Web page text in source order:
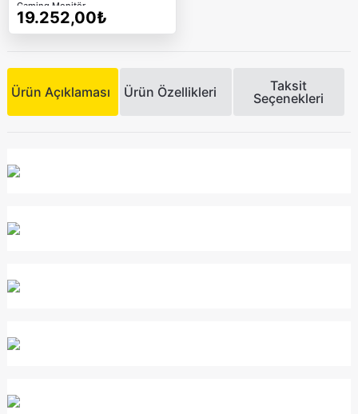
Gaming Monitör
19.252,00₺
Ürün Açıklaması Ürün Özellikleri
Taksit
Seçenekleri